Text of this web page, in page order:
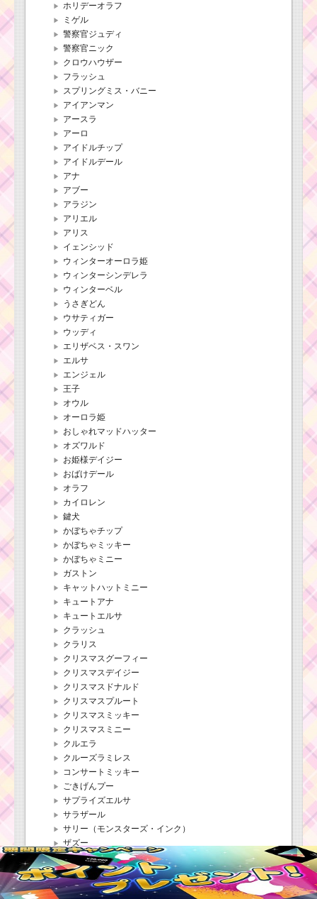
ホリデーオラフ
ミゲル
警察官ジュディ
警察官ニック
クロウハウザー
フラッシュ
スプリングミス・バニー
アイアンマン
アースラ
アーロ
アイドルチップ
アイドルデール
アナ
アブー
アラジン
アリエル
アリス
イェンシッド
ウィンターオーロラ姫
ウィンターシンデレラ
ウィンターベル
うさぎどん
ウサティガー
ウッディ
エリザベス・スワン
エルサ
エンジェル
王子
オウル
オーロラ姫
おしゃれマッドハッター
オズワルド
お姫様デイジー
おばけデール
オラフ
カイロレン
鍵犬
かぼちゃチップ
かぼちゃミッキー
かぼちゃミニー
ガストン
キャットハットミニー
キュートアナ
キュートエルサ
クラッシュ
クラリス
クリスマスグーフィー
クリスマスデイジー
クリスマスドナルド
クリスマスプルート
クリスマスミッキー
クリスマスミニー
クルエラ
クルーズラミレス
コンサートミッキー
ごきげんプー
サプライズエルサ
サラザール
サリー（モンスターズ・インク）
ザズー
さむがりピグレット
三銃士グーフィー
三銃士ドナルド